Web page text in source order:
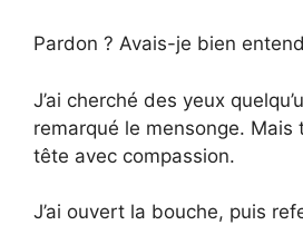
Pardon ? Avais-je bien
J’ai cherché des yeux
remarqué le mensonge. Mais
tête avec compassion.
J’ai ouvert la bouche, puis